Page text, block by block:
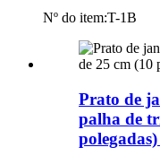
Nº do item:T-1B
Prato de
palha de